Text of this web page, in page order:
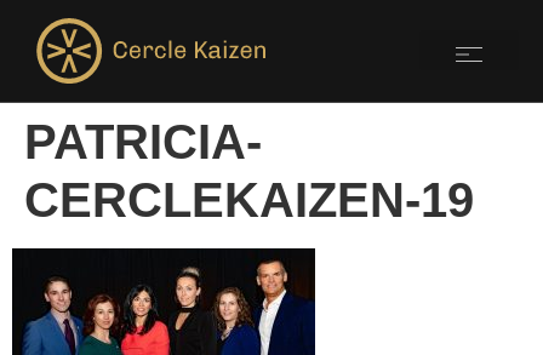
PATRICIA-
CERCLEKAIZEN-19